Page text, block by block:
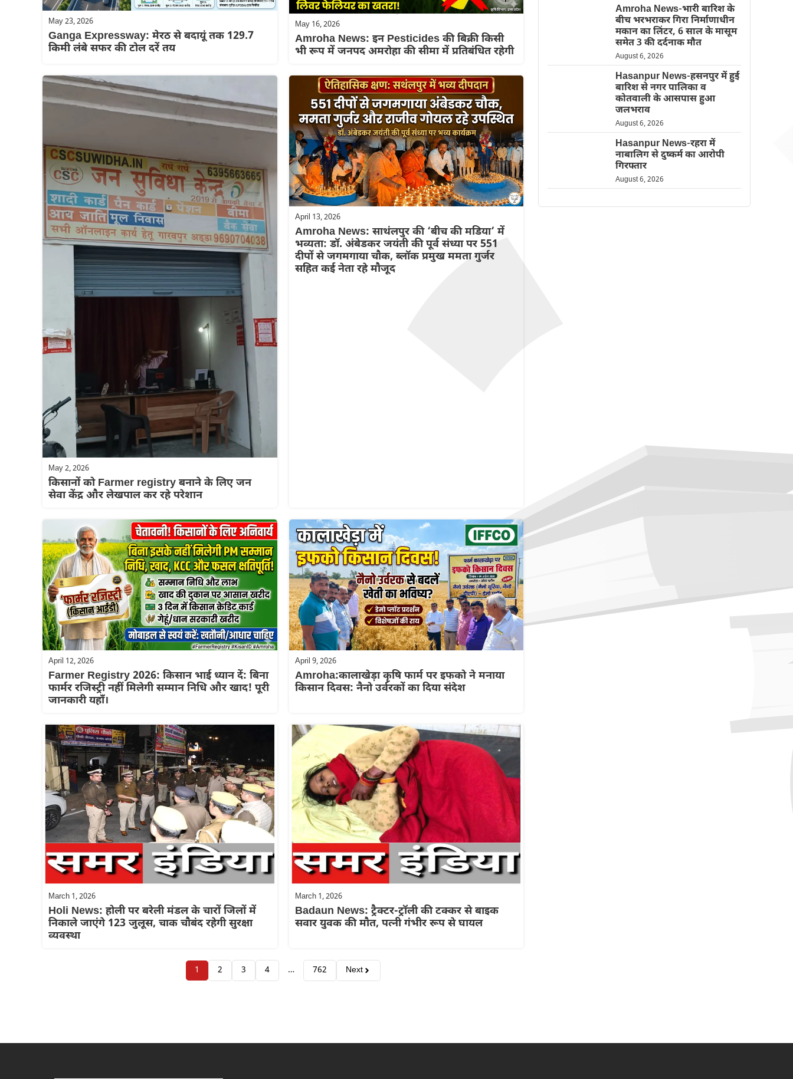
May 23, 2026
Ganga Expressway: मेरठ से बदायूं तक 129.7
किमी लंबे सफर की टोल दरें तय
May 16, 2026
Amroha News: इन Pesticides की बिक्री किसी
भी रूप में जनपद अमरोहा की सीमा में प्रतिबंधित रहेगी
May 2, 2026
किसानों को Farmer registry बनाने के लिए जन
सेवा केंद्र और लेखपाल कर रहे परेशान
April 13, 2026
Amroha News: साथंलपुर की ‘बीच की मडिया’ में
भव्यता: डॉ. अंबेडकर जयंती की पूर्व संध्या पर 551
दीपों से जगमगाया चौक, ब्लॉक प्रमुख ममता गुर्जर
सहित कई नेता रहे मौजूद
April 12, 2026
Farmer Registry 2026: किसान भाई ध्यान दें: बिना
फार्मर रजिस्ट्री नहीं मिलेगी सम्मान निधि और खाद! पूरी
जानकारी यहाँ।
April 9, 2026
Amroha:कालाखेड़ा कृषि फार्म पर इफको ने मनाया
किसान दिवस: नैनो उर्वरकों का दिया संदेश
March 1, 2026
Holi News: होली पर बरेली मंडल के चारों जिलों में
निकाले जाएंगे 123 जुलूस, चाक चौबंद रहेगी सुरक्षा
व्यवस्था
March 1, 2026
Badaun News: ट्रैक्टर-ट्रॉली की टक्कर से बाइक
सवार युवक की मौत, पत्नी गंभीर रूप से घायल
1 2 3 4 … 762 Next
Amroha News-भारी बारिश के
बीच भरभराकर गिरा निर्माणाधीन
मकान का लिंटर, 6 साल के मासूम
समेत 3 की दर्दनाक मौत
August 6, 2026
Hasanpur News-हसनपुर में हुई
बारिश से नगर पालिका व
कोतवाली के आसपास हुआ
जलभराव
August 6, 2026
Hasanpur News-रहरा में
नाबालिग से दुष्कर्म का आरोपी
गिरफ्तार
August 6, 2026